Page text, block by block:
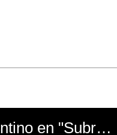
El mal momento de Yanina Gasañol con un hincha argentino en "Subrayado"